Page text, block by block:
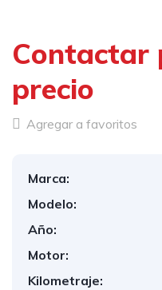
Contactar
precio
Agregar a favoritos
Marca:
Modelo:
Año:
Motor:
Kilometraje: